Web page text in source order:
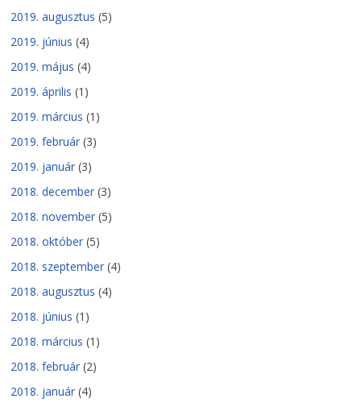
2019. augusztus (5)
2019. június (4)
2019. május (4)
2019. április (1)
2019. március (1)
2019. február (3)
2019. január (3)
2018. december (3)
2018. november (5)
2018. október (5)
2018. szeptember (4)
2018. augusztus (4)
2018. június (1)
2018. március (1)
2018. február (2)
2018. január (4)